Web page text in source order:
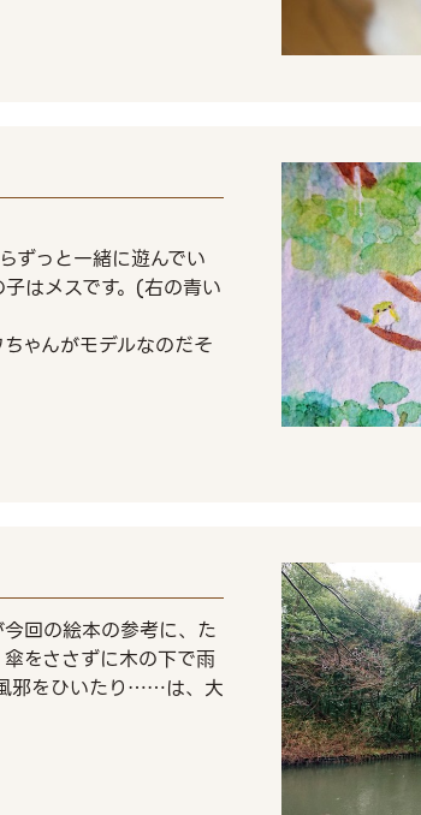
ずっと一緒に遊んでい
はメスです。(右の青い
ゃんがモデルなのだそ
回の絵本の参考に、た
をささずに木の下で雨
邪をひいたり……は、大